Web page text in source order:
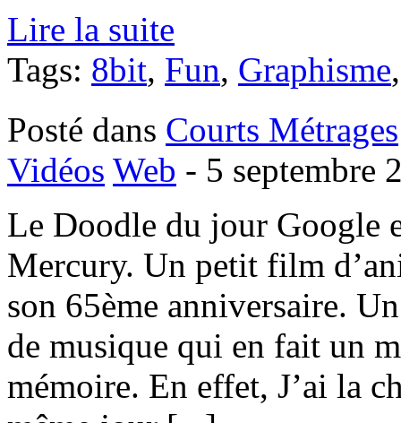
Lire la suite
Tags: 8bit, Fun, Graphisme
Posté dans Courts Métrages
Vidéos Web - 5 septembre
Le Doodle du jour Google
Mercury. Un petit film
son 65ème anniversaire.
de musique qui en fait un
mémoire. En effet, J’ai la